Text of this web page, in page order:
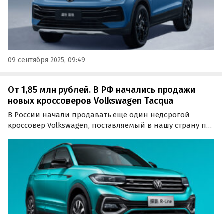
09 сентября 2025, 09:49
От 1,85 млн рублей. В РФ начались продажи
новых кроссоверов Volkswagen Tacqua
В России начали продавать еще один недорогой
кроссовер Volkswagen, поставляемый в нашу страну по
Volkswagen Tacqua с китайского рынка, цены на
который на одном из сайтов объявлений в сентябре
стартуют от 1…